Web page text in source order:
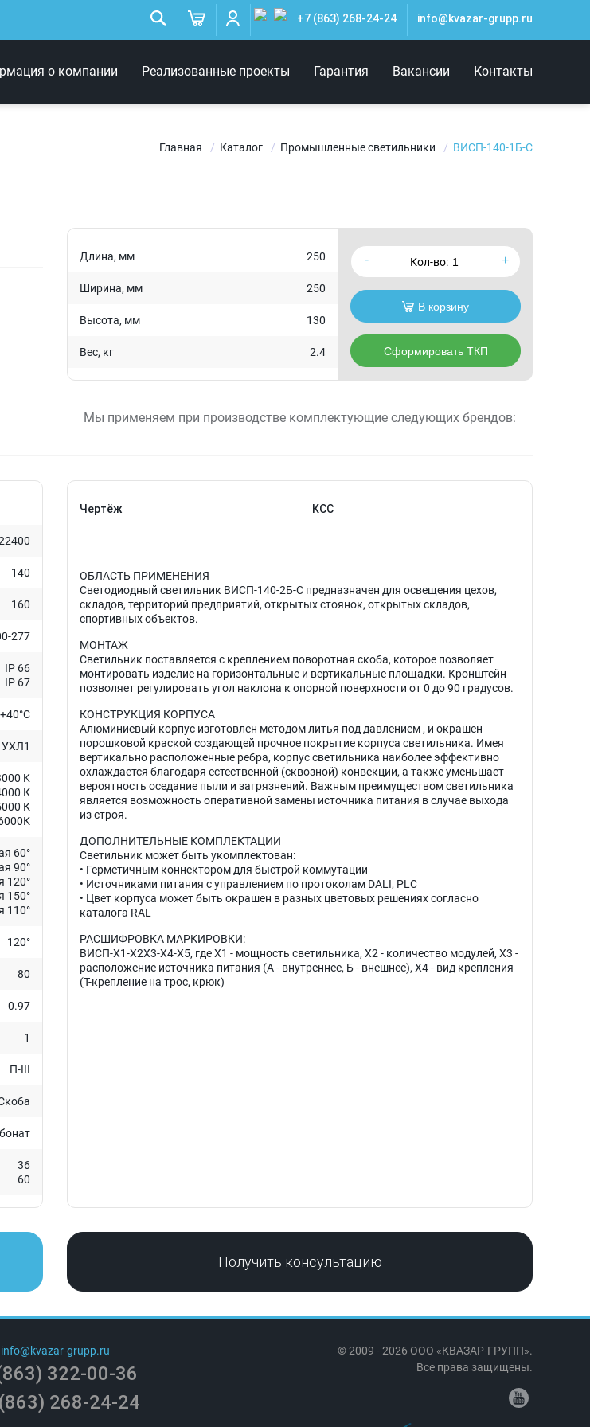
+7 (863) 268-24-24 info@kvazar-grupp.ru
о компании Реализованные проекты Гарантия Вакансии Контакты
Главная Каталог Промышленные светильники ВИСП-140-1Б-C
Длина, мм 250
Ширина, мм 250
Высота, мм 130
Вес, кг 2.4
Кол-во:
В корзину
Сформировать ТКП
Мы применяем при производстве комплектующие следующих брендов:
140
160
277
IP 66
IP 67
УХЛ1
K
К
К
60°
90°
120°
150°
110°
120°
80
0.97
1
П-III
36
60
Чертёж КСС
ОБЛАСТЬ ПРИМЕНЕНИЯ
Светодиодный светильник ВИСП-140-2Б-С предназначен для освещения цехов,
складов, территорий предприятий, открытых стоянок, открытых складов,
спортивных объектов.
МОНТАЖ
Светильник поставляется с креплением поворотная скоба, которое позволяет
монтировать изделие на горизонтальные и вертикальные площадки. Кронштейн
позволяет регулировать угол наклона к опорной поверхности от 0 до 90 градусов.
КОНСТРУКЦИЯ КОРПУСА
Алюминиевый корпус изготовлен методом литья под давлением , и окрашен
порошковой краской создающей прочное покрытие корпуса светильника. Имея
вертикально расположенные ребра, корпус светильника наиболее эффективно
охлаждается благодаря естественной (сквозной) конвекции, а также уменьшает
вероятность оседание пыли и загрязнений. Важным преимуществом светильника
является возможность оперативной замены источника питания в случае выхода
из строя.
ДОПОЛНИТЕЛЬНЫЕ КОМПЛЕКТАЦИИ
Светильник может быть укомплектован:
• Герметичным коннектором для быстрой коммутации
• Источниками питания с управлением по протоколам DALI, PLC
• Цвет корпуса может быть окрашен в разных цветовых решениях согласно
каталога RAL
РАСШИФРОВКА МАРКИРОВКИ:
ВИСП-X1-X2X3-X4-X5, где X1 - мощность светильника, X2 - количество модулей, X3 -
расположение источника питания (А - внутреннее, Б - внешнее), X4 - вид крепления
(Т-крепление на трос, крюк)
Получить консультацию
info@kvazar-grupp.ru
322-00-36
268-24-24
© 2009 - 2026 ООО «КВАЗАР-ГРУПП».
Все права защищены.